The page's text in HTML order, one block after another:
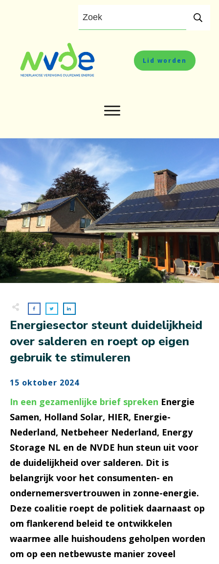
Lid worden
Energiesector steunt duidelijkheid
over salderen en roept op eigen
gebruik te stimuleren
15 oktober 2024
In een gezamenlijke brief spreken Energie
Samen, Holland Solar, HIER, Energie-
Nederland, Netbeheer Nederland, Energy
Storage NL en de NVDE hun steun uit voor
de duidelijkheid over salderen. Dit is
belangrijk voor het consumenten- en
ondernemersvertrouwen in zonne-energie.
Deze coalitie roept de politiek daarnaast op
om flankerend beleid te ontwikkelen
waarmee alle huishoudens geholpen worden
om op een netbewuste manier zoveel